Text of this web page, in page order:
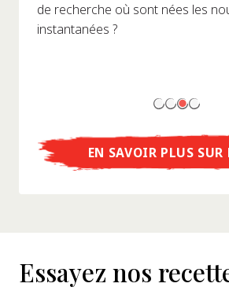
de recherche où sont nées les
instantanées ?
EN SAVOIR PLUS SUR
Essayez nos